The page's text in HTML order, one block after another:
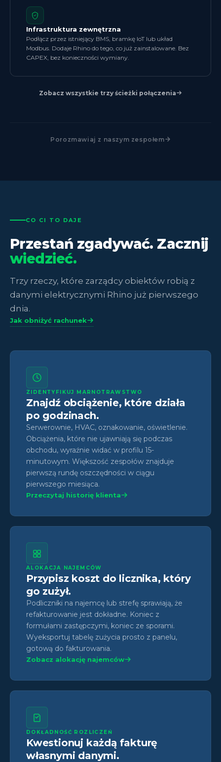
Infrastruktura zewnętrzna
Podłącz przez istniejący BMS, bramkę IoT lub układ
Modbus. Dodaje Rhino do tego, co już zainstalowane. Bez
CAPEX, bez konieczności wymiany.
Zobacz wszystkie trzy ścieżki połączenia
Porozmawiaj z naszym zespołem
CO CI TO DAJE
Przestań zgadywać. Zacznij
wiedzieć.
Trzy rzeczy, które zarządcy obiektów robią z
danymi elektrycznymi Rhino już pierwszego
dnia.
Jak obniżyć rachunek
ZIDENTYFIKUJ MARNOTRAWSTWO
Znajdź obciążenie, które działa
po godzinach.
Serwerownie, HVAC, oznakowanie, oświetlenie.
Obciążenia, które nie ujawniają się podczas
obchodu, wyraźnie widać w profilu 15-
minutowym. Większość zespołów znajduje
pierwszą rundę oszczędności w ciągu
pierwszego miesiąca.
Przeczytaj historię klienta
ALOKACJA NAJEMCÓW
Przypisz koszt do licznika, który
go zużył.
Podliczniki na najemcę lub strefę sprawiają, że
refakturowanie jest dokładne. Koniec z
formułami zastępczymi, koniec ze sporami.
Wyeksportuj tabelę zużycia prosto z panelu,
gotową do fakturowania.
Zobacz alokację najemców
DOKŁADNOŚĆ ROZLICZEŃ
Kwestionuj każdą fakturę
własnymi danymi.